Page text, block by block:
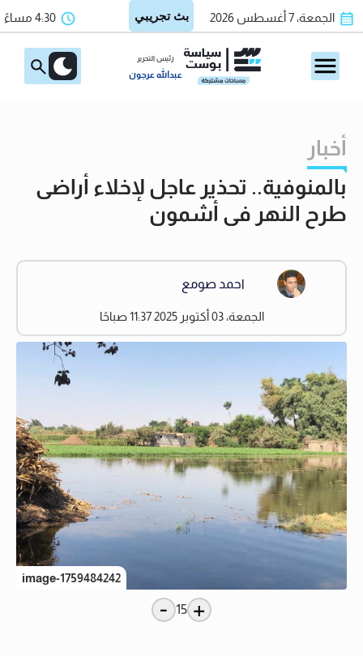
الجمعة، 7 أغسطس 2026 4:30 مساءً
رئيس التحرير
عبدالله عرجون
أخبار
بالمنوفية.. تحذير عاجل لإخلاء أراضى
طرح النهر فى أشمون
احمد صومع
الجمعة، 03 أكتوبر 2025 11:37 صباحًا
image-1759484242
+
15
-